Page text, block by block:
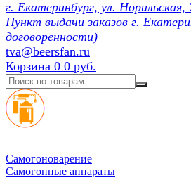
г. Екатеринбург, ул. Норильская,
Пункт выдачи заказов г.
договоренности)
tva@beersfan.ru
Корзина 0 0 руб.
Cамогоноварение
Самогонные аппараты